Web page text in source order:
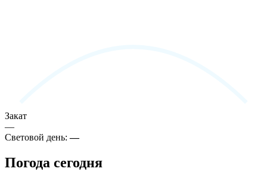
Закат
—
Световой день:—
Погода сегодня